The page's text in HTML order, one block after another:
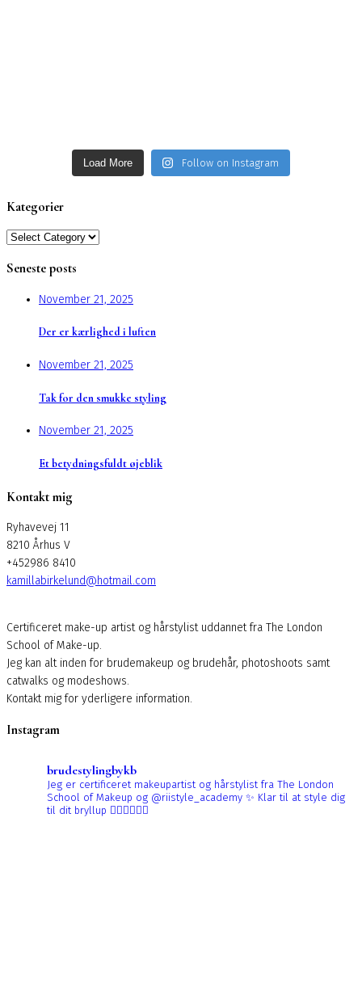
Load More Follow on Instagram
Kategorier
Kategorier
Seneste posts
November 21, 2025
Der er kærlighed i luften
November 21, 2025
Tak for den smukke styling
November 21, 2025
Et betydningsfuldt øjeblik
Kontakt mig
Ryhavevej 11
8210 Århus V
+452986 8410
kamillabirkelund@hotmail.com
Certificeret make-up artist og hårstylist uddannet fra The London
School of Make-up.
Jeg kan alt inden for brudemakeup og brudehår, photoshoots samt
catwalks og modeshows.
Kontakt mig for yderligere information.
Instagram
brudestylingbykb
Jeg er certificeret makeupartist og hårstylist fra The London
School of Makeup og @riistyle_academy ✨ Klar til at style dig
til dit bryllup 👰🏼‍♀️👰🏻‍♀️